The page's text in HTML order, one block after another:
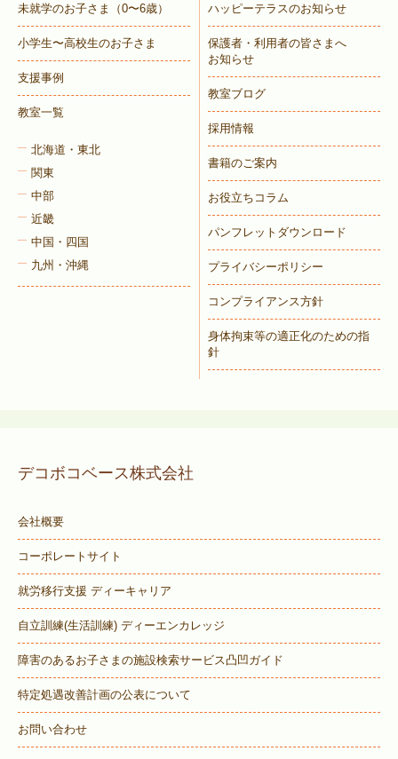
未就学のお子さま （0〜6歳）
小学生〜高校生のお子さま
支援事例
教室一覧
北海道・東北
関東
中部
近畿
中国・四国
九州・沖縄
ハッピーテラスのお知らせ
保護者・利用者の皆さまへ
お知らせ
教室ブログ
採用情報
書籍のご案内
お役立ちコラム
パンフレットダウンロード
プライバシーポリシー
コンプライアンス方針
身体拘束等の適正化のための指
針
デコボコベース株式会社
会社概要
コーポレートサイト
就労移行支援 ディーキャリア
自立訓練(生活訓練) ディーエンカレッジ
障害のあるお子さまの施設検索サービス凸凹ガイド
特定処遇改善計画の公表について
お問い合わせ